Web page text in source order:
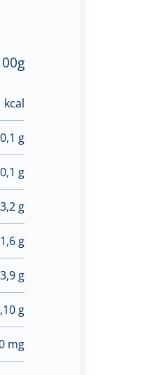
kcal
0,1 g
0,1 g
g
g
3,9 g
g
mg